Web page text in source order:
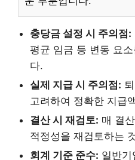
충당금 설정 시 주의점:
평균 임금 등 변동 요
다.
실제 지급 시 주의점:
고려하여 정확한 지급
결산 시 재검토: 매 결
적정성을 재검토하는
회계 기준 준수: 일반기